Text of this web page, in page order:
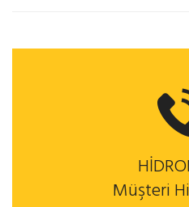
Müşteri